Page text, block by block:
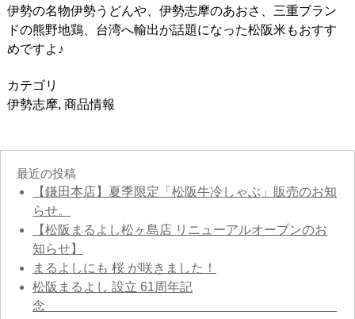
伊勢の名物伊勢うどんや、伊勢志摩のあおさ、三重ブラン
ドの熊野地鶏、台湾へ輸出が話題になった松阪米もおすす
めですよ♪
カテゴリ
伊勢志摩, 商品情報
最近の投稿
【鎌田本店】夏季限定「松阪牛冷しゃぶ」販売のお知
らせ。
【松阪まるよし松ヶ島店 リニューアルオープンのお
知らせ】
まるよしにも 桜 が咲きました！
松阪まるよし 設立 61周年記
念